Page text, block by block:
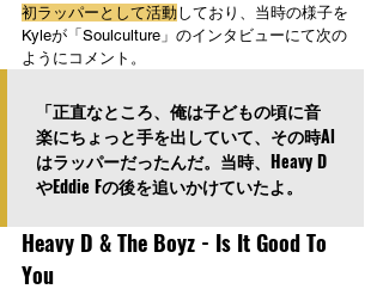
初ラッパーとして活動しており、当時の様子を
Kyleが「Soulculture」のインタビューにて次の
ようにコメント。
「正直なところ、俺は子どもの頃に音
楽にちょっと手を出していて、その時Al
はラッパーだったんだ。当時、Heavy D
やEddie Fの後を追いかけていたよ。
Heavy D & The Boyz - Is It Good To
You